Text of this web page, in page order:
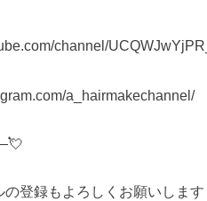
channel/
a_hairmakechannel/
の登録もよろしくお願いします